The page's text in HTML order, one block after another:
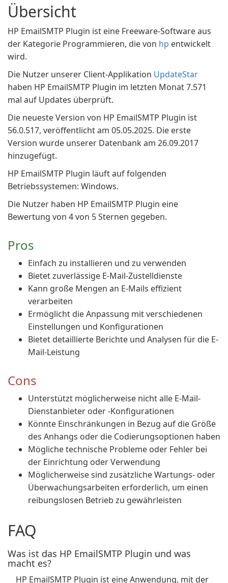
Übersicht
HP EmailSMTP Plugin ist eine Freeware-Software aus
der Kategorie Programmieren, die von hp entwickelt
wird.
Die Nutzer unserer Client-Applikation UpdateStar
haben HP EmailSMTP Plugin im letzten Monat 7.571
mal auf Updates überprüft.
Die neueste Version von HP EmailSMTP Plugin ist
56.0.517, veröffentlicht am 05.05.2025. Die erste
Version wurde unserer Datenbank am 26.09.2017
hinzugefügt.
HP EmailSMTP Plugin läuft auf folgenden
Betriebssystemen: Windows.
Die Nutzer haben HP EmailSMTP Plugin eine
Bewertung von 4 von 5 Sternen gegeben.
Pros
Einfach zu installieren und zu verwenden
Bietet zuverlässige E-Mail-Zustelldienste
Kann große Mengen an E-Mails effizient
verarbeiten
Ermöglicht die Anpassung mit verschiedenen
Einstellungen und Konfigurationen
Bietet detaillierte Berichte und Analysen für die E-
Mail-Leistung
Cons
Unterstützt möglicherweise nicht alle E-Mail-
Dienstanbieter oder -Konfigurationen
Könnte Einschränkungen in Bezug auf die Größe
des Anhangs oder die Codierungsoptionen haben
Mögliche technische Probleme oder Fehler bei
der Einrichtung oder Verwendung
Möglicherweise sind zusätzliche Wartungs- oder
Überwachungsarbeiten erforderlich, um einen
reibungslosen Betrieb zu gewährleisten
FAQ
Was ist das HP EmailSMTP Plugin und was
macht es?
HP EmailSMTP Plugin ist eine Anwendung, mit der